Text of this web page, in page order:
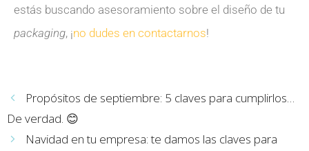
estás buscando asesoramiento sobre el diseño de tu
packaging, ¡no dudes en contactarnos!
Propósitos de septiembre: 5 claves para cumplirlos…
De verdad. 😊
Navidad en tu empresa: te damos las claves para